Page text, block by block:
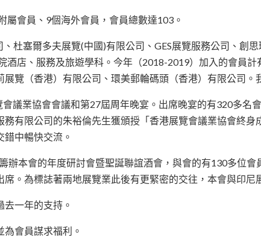
會員、9個海外會員，會員總數達103。
杜塞爾多夫展覽(中國)有限公司、GES展覽服務公司、創
酒店、服務及旅遊學科。今年（2018-2019）加入的會員
覽（香港）有限公司、環美郵輪碼頭（香港）有限公司。
議業協會會議和第27屆周年晚宴。出席晚宴的有320多名
有限公司的朱裕倫先生獲頒授「香港展覽會議業協會終
中暢快交流。
辦本會的年度研討會暨聖誕聯誼酒會，與會的有130多位
。為標誌著兩地展覽業此後有更緊密的交往，本會與印尼
一年的支持。
會員謀求福利。